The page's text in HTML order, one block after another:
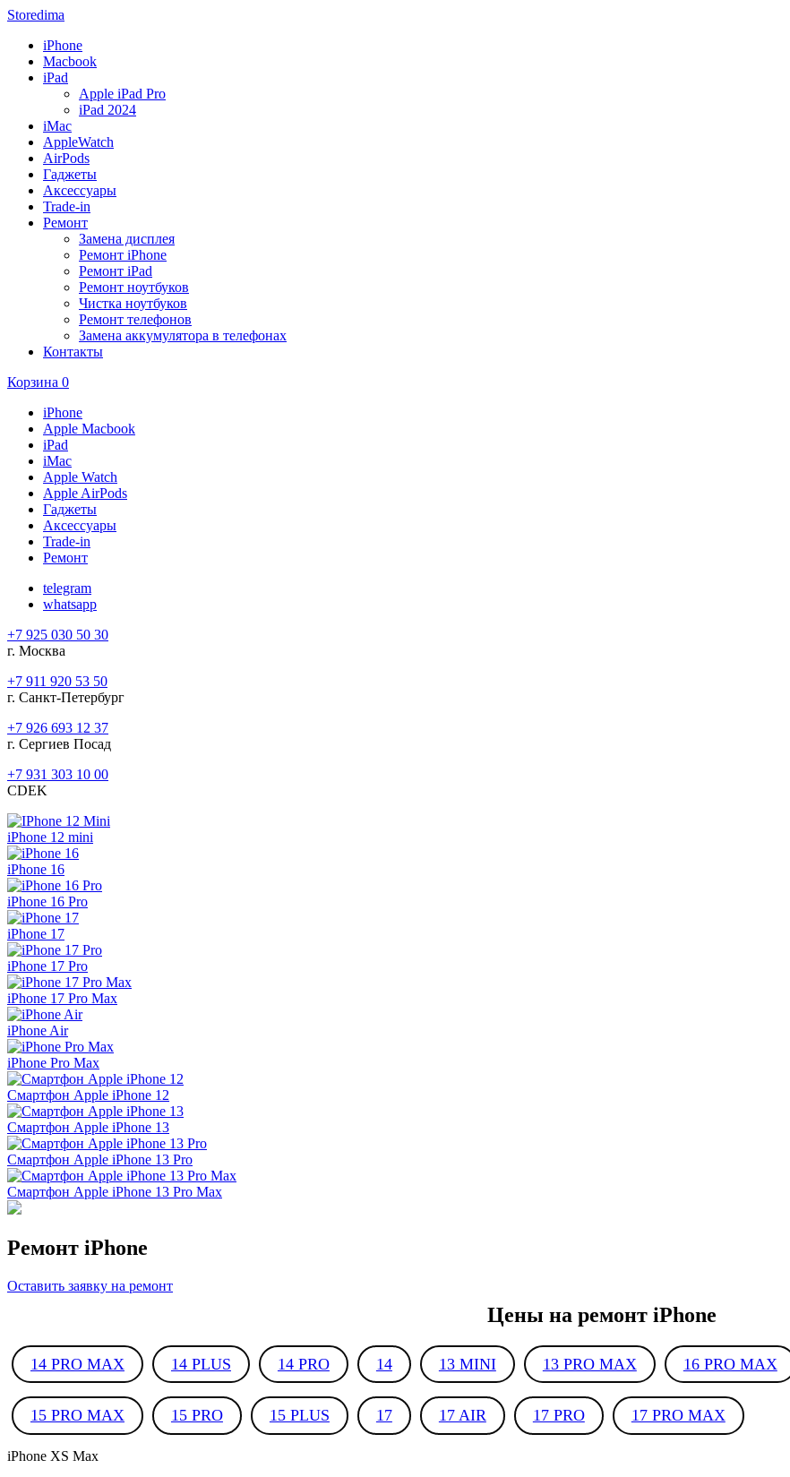
Storedima
iPhone
Macbook
iPad
Apple iPad Pro
iPad 2024
iMac
AppleWatch
AirPods
Гаджеты
Аксессуары
Trade-in
Ремонт
Замена дисплея
Ремонт iPhone
Ремонт iPad
Ремонт ноутбуков
Чистка ноутбуков
Ремонт телефонов
Замена аккумулятора в телефонах
Контакты
Корзина 0
iPhone
Apple Macbook
iPad
iMac
Apple Watch
Apple AirPods
Гаджеты
Аксессуары
Trade-in
Ремонт
telegram
whatsapp
+7 925 030 50 30
г. Москва
+7 911 920 53 50
г. Санкт-Петербург
+7 926 693 12 37
г. Сергиев Посад
+7 931 303 10 00
CDEK
iPhone 12 mini
iPhone 16
iPhone 16 Pro
iPhone 17
iPhone 17 Pro
iPhone 17 Pro Max
iPhone Air
iPhone Pro Max
Смартфон Apple iPhone 12
Смартфон Apple iPhone 13
Смартфон Apple iPhone 13 Pro
Смартфон Apple iPhone 13 Pro Max
Ремонт iPhone
Оставить заявку на ремонт
Цены на ремонт iPhone
14 PRO MAX 14 PLUS 14 PRO 14 13 MINI 13 PRO MAX 16 PRO MAX
15 PRO MAX 15 PRO 15 PLUS 17 17 AIR 17 PRO 17 PRO MAX
iPhone XS Max